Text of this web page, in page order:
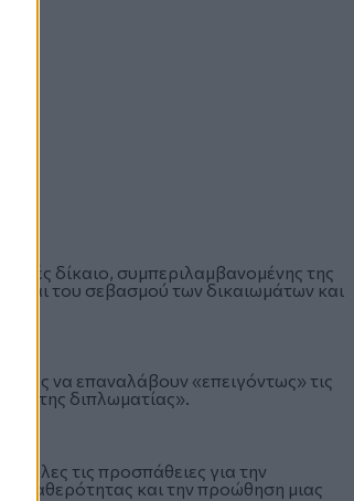
δίκαιο, συμπεριλαμβανομένης της
και του σεβασμού των δικαιωμάτων και
να επαναλάβουν «επειγόντως» τις
της διπλωματίας».
όλες τις προσπάθειες για την
και την προώθηση μιας